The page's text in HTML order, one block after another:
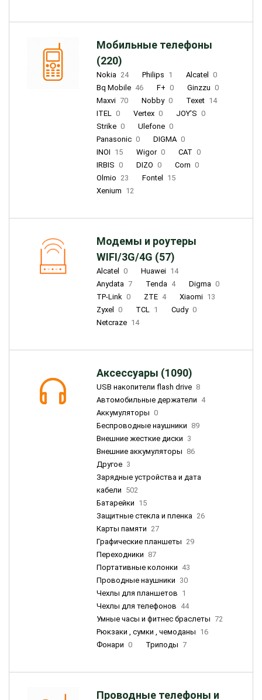
Мобильные телефоны
(220)
Nokia 24 Philips 1 Alcatel
0
Bq Mobile 46 F+ 0 Ginzzu 0
Maxvi 70 Nobby 0 Texet 14
ITEL 0 Vertex 0 JOY'S 0
Strike 0 Ulefone 0
Panasonic 0 DIGMA 0
INOI 15 Wigor 0 CAT 0
IRBIS 0 DIZO 0 Corn 0
Olmio 23 Fontel
15
Xenium 12
Модемы и роутеры
WIFI/3G/4G (57)
Alcatel 0 Huawei 14
Anydata 7 Tenda 4 Digma 0
TP-Link 0 ZTE 4 Xiaomi 13
Zyxel
0 TCL 1 Cudy 0
Netcraze 14
Аксессуары (1090)
USB накопители flash drive 8
Автомобильные держатели 4
Аккумуляторы 0
Беспроводные наушники 89
Внешние жесткие диски 3
Внешние аккумуляторы 86
Другое 3
Зарядные устройства и дата
кабели 502
Батарейки 15
Защитные стекла и пленка 26
Карты памяти 27
Графические планшеты 29
Переходники 87
Портативные колонки 43
Проводные наушники 30
Чехлы для планшетов 1
Чехлы для телефонов 44
Умные часы и фитнес браслеты 72
Рюкзаки , сумки , чемоданы 16
Фонари 0 Триподы 7
Проводные телефоны и